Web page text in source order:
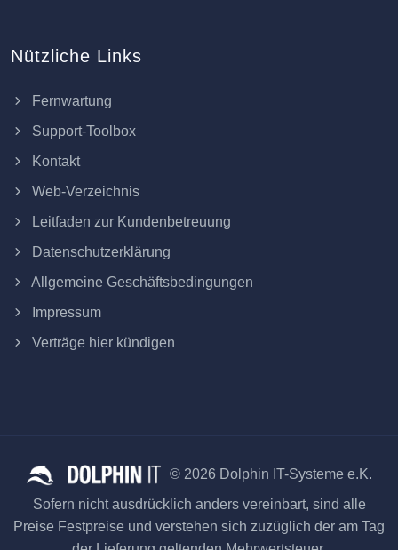
Nützliche Links
Fernwartung
Support-Toolbox
Kontakt
Web-Verzeichnis
Leitfaden zur Kundenbetreuung
Datenschutzerklärung
Allgemeine Geschäftsbedingungen
Impressum
Verträge hier kündigen
© 2026 Dolphin IT-Systeme e.K.
Sofern nicht ausdrücklich anders vereinbart, sind alle
Preise Festpreise und verstehen sich zuzüglich der am Tag